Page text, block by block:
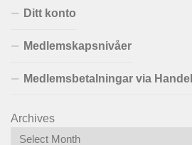
Ditt konto
Medlemskapsnivåer
Medlemsbetalningar via
Archives